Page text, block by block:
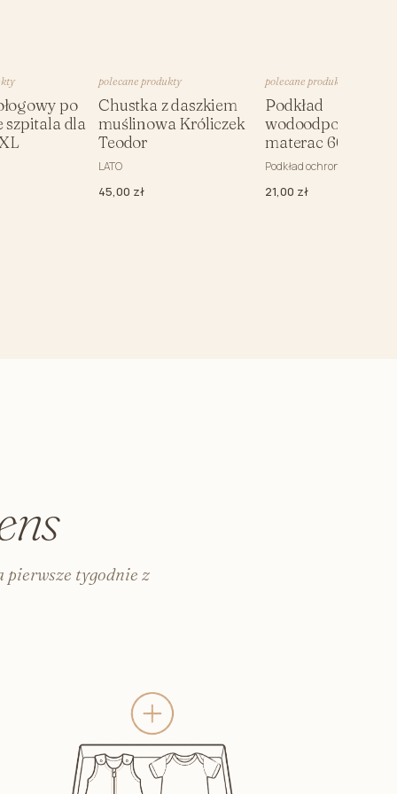
uszami
kursy
dorosłych
po
szpitala dla
polecane produkty
Chustka z daszkiem
muślinowa Króliczek
Teodor
LATO
45,00 zł
polecane produkty
Podkład
wodoodporny na
materac 60x120
Podkład ochronny na
21,00 zł
tygodnie z